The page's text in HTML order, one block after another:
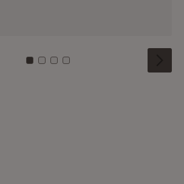
Zu Kachel: 0
Zu Kachel: 1
Zu Kachel: 2
Zu Kachel: 3